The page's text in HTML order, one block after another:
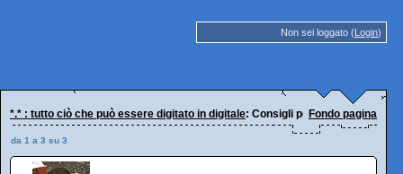
Non sei loggato (Login)
*.* : tutto ciò che può essere digitato in digitale: Consigli per software GNU/
Fondo pagina
da 1 a 3 su 3